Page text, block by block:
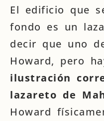
El edificio que
fondo es un
decir que uno
Howard, pero
ilustración
lazareto de
Howard